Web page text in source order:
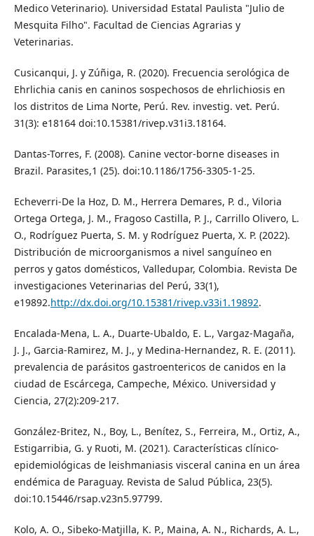
Medico Veterinario). Universidad Estatal Paulista "Julio de
Mesquita Filho". Facultad de Ciencias Agrarias y
Veterinarias.
Cusicanqui, J. y Zúñiga, R. (2020). Frecuencia serológica de
Ehrlichia canis en caninos sospechosos de ehrlichiosis en
los distritos de Lima Norte, Perú. Rev. investig. vet. Perú.
31(3): e18164 doi:10.15381/rivep.v31i3.18164.
Dantas-Torres, F. (2008). Canine vector-borne diseases in
Brazil. Parasites,1 (25). doi:10.1186/1756-3305-1-25.
Echeverri-De la Hoz, D. M., Herrera Demares, P. d., Viloria
Ortega Ortega, J. M., Fragoso Castilla, P. J., Carrillo Olivero, L.
O., Rodríguez Puerta, S. M. y Rodríguez Puerta, X. P. (2022).
Distribución de microorganismos a nivel sanguíneo en
perros y gatos domésticos, Valledupar, Colombia. Revista De
investigaciones Veterinarias del Perú, 33(1),
e19892.http://dx.doi.org/10.15381/rivep.v33i1.19892.
Encalada-Mena, L. A., Duarte-Ubaldo, E. L., Vargaz-Magaña,
J. J., Garcia-Ramirez, M. J., y Medina-Hernandez, R. E. (2011).
prevalencia de parásitos gastroentericos de canidos en la
ciudad de Escárcega, Campeche, México. Universidad y
Ciencia, 27(2):209-217.
González-Britez, N., Boy, L., Benítez, S., Ferreira, M., Ortiz, A.,
Estigarribia, G. y Ruoti, M. (2021). Características clínico-
epidemiológicas de leishmaniasis visceral canina en un área
endémica de Paraguay. Revista de Salud Pública, 23(5).
doi:10.15446/rsap.v23n5.97799.
Kolo, A. O., Sibeko-Matjilla, K. P., Maina, A. N., Richards, A. L.,